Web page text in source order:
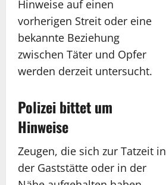
Hinweise auf einen
vorherigen Streit oder eine
bekannte Beziehung
zwischen Täter und Opfer
werden derzeit untersucht.
Polizei bittet um
Hinweise
Zeugen, die sich zur Tatzeit in
der Gaststätte oder in der